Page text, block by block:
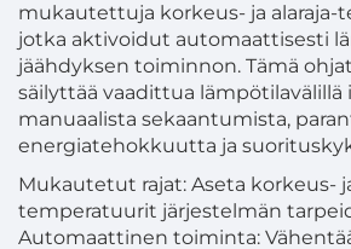
mukautettuja korkeus- ja alaraja-
jotka aktivoidut automaattisesti
jäähdyksen toiminnon. Tämä
säilyttää vaadittua lämpötilavälillä
manuaalista sekaantumista,
energiatehokkuutta ja
Mukautetut rajat: Aseta korkeus-
temperatuurit järjestelmän
Automaattinen toiminta: